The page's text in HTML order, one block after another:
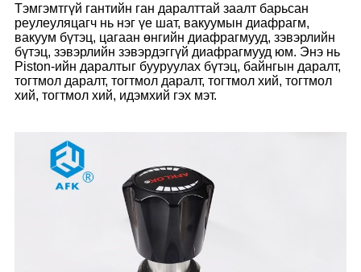
Тэмгэмтгүй гантийн ган даралттай заалт барьсан
реулеуляцагч нь нэг үе шат, вакуумын диафрагм,
вакуум бүтэц, цагаан өнгийн диафрагмууд, зэвэрлийн
бүтэц, зэвэрлийн зэвэрдэггүй диафрагмууд юм. Энэ нь
Piston-ийн даралтыг бууруулах бүтэц, байнгын даралт,
тогтмол даралт, тогтмол даралт, тогтмол хий, тогтмол
хий, тогтмол хий, идэмхий гэх мэт.